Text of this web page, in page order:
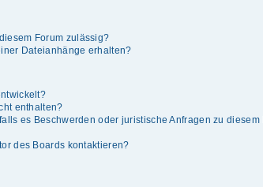
Forum zulässig?
Dateianhänge erhalten?
enthalten?
es Beschwerden oder juristische Anfragen zu diesem
des Boards kontaktieren?